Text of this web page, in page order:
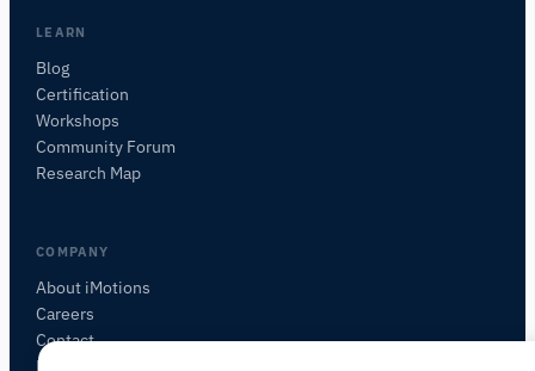
LEARN
Blog
Certification
Workshops
Community Forum
Research Map
COMPANY
About iMotions
Careers
Contact
FRAGEN SIE ZU DIESEM ARTIKEL
Diesen Artikel zusammenfassen
Wie könnte ich das anwenden?